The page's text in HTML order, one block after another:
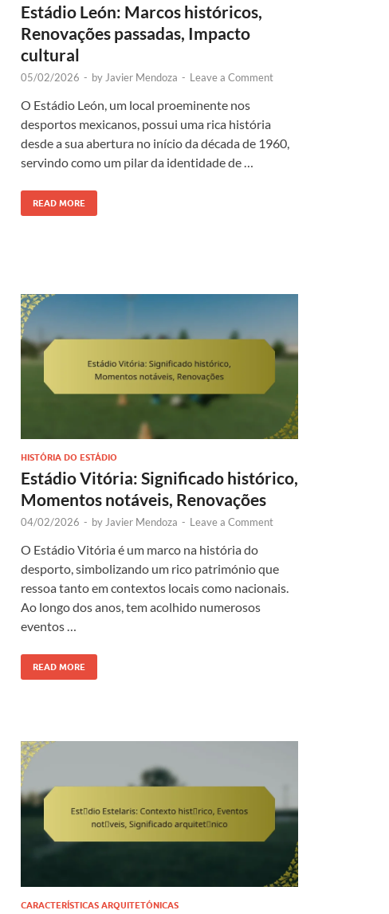
Estádio León: Marcos históricos,
Renovações passadas, Impacto
cultural
05/02/2026 - by Javier Mendoza - Leave a Comment
O Estádio León, um local proeminente nos
desportos mexicanos, possui uma rica história
desde a sua abertura no início da década de 1960,
servindo como um pilar da identidade de …
READ MORE
HISTÓRIA DO ESTÁDIO
Estádio Vitória: Significado histórico,
Momentos notáveis, Renovações
04/02/2026 - byJavier Mendoza - Leave a Comment
O Estádio Vitória é um marco na história do
desporto, simbolizando um rico património que
ressoa tanto em contextos locais como nacionais.
Ao longo dos anos, tem acolhido numerosos
eventos …
READ MORE
CARACTERÍSTICAS ARQUITETÓNICAS